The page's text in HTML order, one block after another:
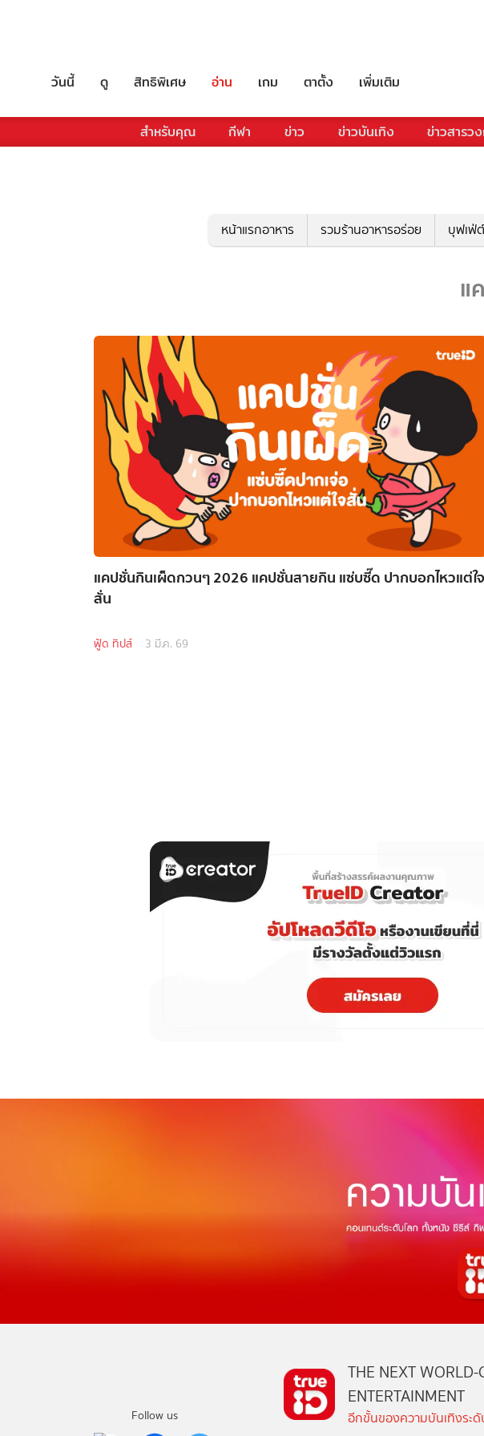
วันนี้ ดู สิทธิพิเศษ อ่าน เกม ตาตั้ง เพิ่มเติม
สำหรับคุณ กีฬา ข่าว ข่าวบันเทิง ข่าวสารว
หน้าแรกอาหาร รวมร้านอาหารอร่อย บุฟเฟ่ต์
แ
แคปชั่นกินเผ็ดกวนๆ 2026 แคปชั่นสายกิน แซ่บซี๊ด ปากบอกไหวแต่ใจ
สั่น
ฟู้ด ทิปส์ 3 มี.ค. 69
Follow us
THE NEXT WORLD-
ENTERTAINMENT
อีกขั้นของความบันเทิงระ